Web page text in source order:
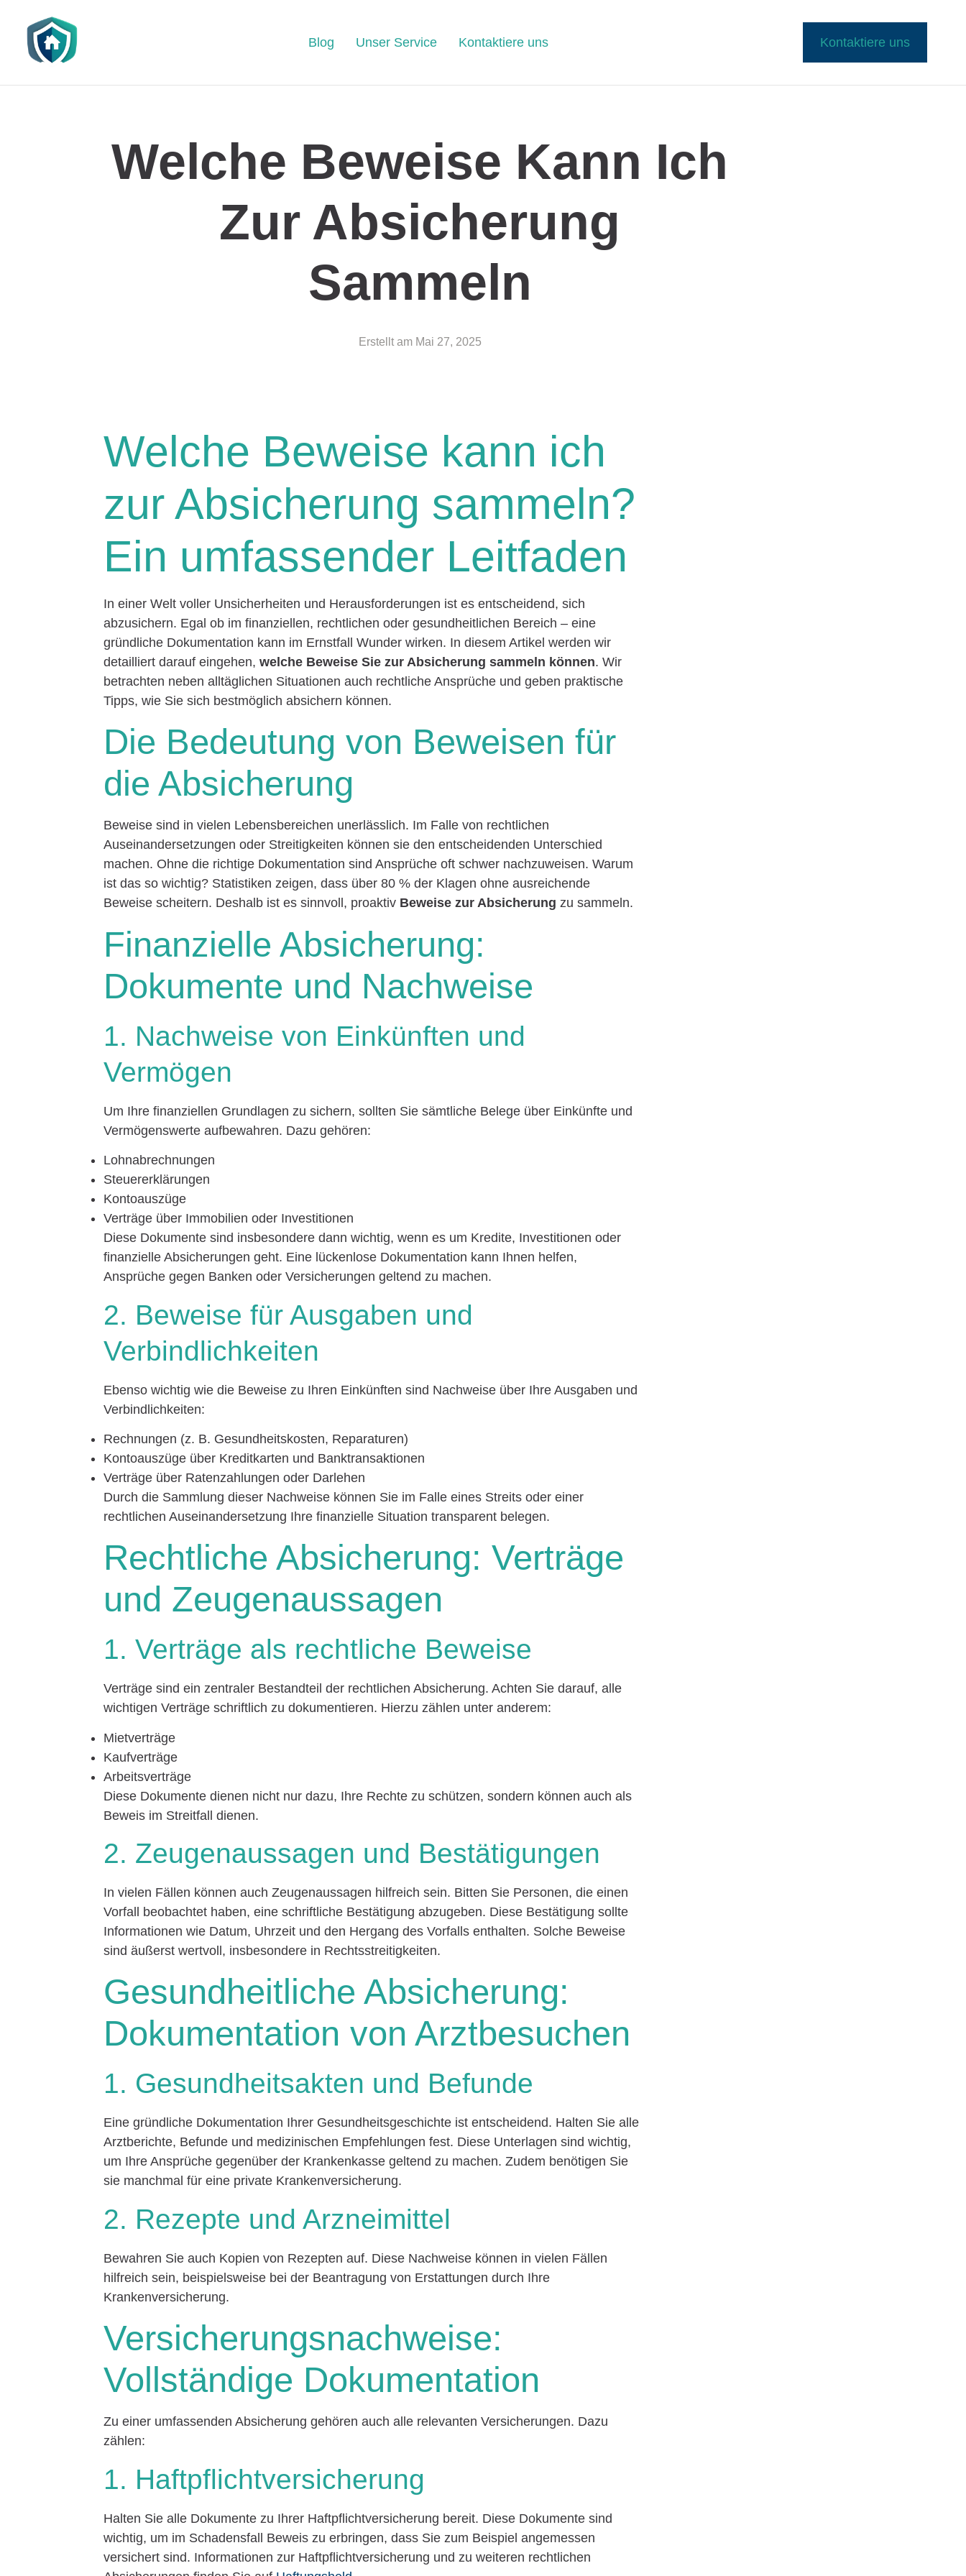
Blog Unser Service Kontaktiere uns Kontaktiere uns
Welche Beweise Kann Ich
Zur Absicherung
Sammeln
Erstellt am Mai 27, 2025
Welche Beweise kann ich
zur Absicherung sammeln?
Ein umfassender Leitfaden
In einer Welt voller Unsicherheiten und Herausforderungen ist es entscheidend, sich
abzusichern. Egal ob im finanziellen, rechtlichen oder gesundheitlichen Bereich – eine
gründliche Dokumentation kann im Ernstfall Wunder wirken. In diesem Artikel werden wir
detailliert darauf eingehen,welche Beweise Sie zur Absicherung sammeln können. Wir
betrachten neben alltäglichen Situationen auch rechtliche Ansprüche und geben praktische
Tipps, wie Sie sich bestmöglich absichern können.
Die Bedeutung von Beweisen für
die Absicherung
Beweise sind in vielen Lebensbereichen unerlässlich. Im Falle von rechtlichen
Auseinandersetzungen oder Streitigkeiten können sie den entscheidenden Unterschied
machen. Ohne die richtige Dokumentation sind Ansprüche oft schwer nachzuweisen. Warum
ist das so wichtig? Statistiken zeigen, dass über 80 % der Klagen ohne ausreichende
Beweise scheitern. Deshalb ist es sinnvoll, proaktiv Beweise zur Absicherung zu sammeln.
Finanzielle Absicherung:
Dokumente und Nachweise
1. Nachweise von Einkünften und
Vermögen
Um Ihre finanziellen Grundlagen zu sichern, sollten Sie sämtliche Belege über Einkünfte und
Vermögenswerte aufbewahren. Dazu gehören:
Lohnabrechnungen
Steuererklärungen
Kontoauszüge
Verträge über Immobilien oder Investitionen
Diese Dokumente sind insbesondere dann wichtig, wenn es um Kredite, Investitionen oder
finanzielle Absicherungen geht. Eine lückenlose Dokumentation kann Ihnen helfen,
Ansprüche gegen Banken oder Versicherungen geltend zu machen.
2. Beweise für Ausgaben und
Verbindlichkeiten
Ebenso wichtig wie die Beweise zu Ihren Einkünften sind Nachweise über Ihre Ausgaben und
Verbindlichkeiten:
Rechnungen (z. B. Gesundheitskosten, Reparaturen)
Kontoauszüge über Kreditkarten und Banktransaktionen
Verträge über Ratenzahlungen oder Darlehen
Durch die Sammlung dieser Nachweise können Sie im Falle eines Streits oder einer
rechtlichen Auseinandersetzung Ihre finanzielle Situation transparent belegen.
Rechtliche Absicherung: Verträge
und Zeugenaussagen
1. Verträge als rechtliche Beweise
Verträge sind ein zentraler Bestandteil der rechtlichen Absicherung. Achten Sie darauf, alle
wichtigen Verträge schriftlich zu dokumentieren. Hierzu zählen unter anderem:
Mietverträge
Kaufverträge
Arbeitsverträge
Diese Dokumente dienen nicht nur dazu, Ihre Rechte zu schützen, sondern können auch als
Beweis im Streitfall dienen.
2. Zeugenaussagen und Bestätigungen
In vielen Fällen können auch Zeugenaussagen hilfreich sein. Bitten Sie Personen, die einen
Vorfall beobachtet haben, eine schriftliche Bestätigung abzugeben. Diese Bestätigung sollte
Informationen wie Datum, Uhrzeit und den Hergang des Vorfalls enthalten. Solche Beweise
sind äußerst wertvoll, insbesondere in Rechtsstreitigkeiten.
Gesundheitliche Absicherung:
Dokumentation von Arztbesuchen
1. Gesundheitsakten und Befunde
Eine gründliche Dokumentation Ihrer Gesundheitsgeschichte ist entscheidend. Halten Sie alle
Arztberichte, Befunde und medizinischen Empfehlungen fest. Diese Unterlagen sind wichtig,
um Ihre Ansprüche gegenüber der Krankenkasse geltend zu machen. Zudem benötigen Sie
sie manchmal für eine private Krankenversicherung.
2. Rezepte und Arzneimittel
Bewahren Sie auch Kopien von Rezepten auf. Diese Nachweise können in vielen Fällen
hilfreich sein, beispielsweise bei der Beantragung von Erstattungen durch Ihre
Krankenversicherung.
Versicherungsnachweise:
Vollständige Dokumentation
Zu einer umfassenden Absicherung gehören auch alle relevanten Versicherungen. Dazu
zählen:
1. Haftpflichtversicherung
Halten Sie alle Dokumente zu Ihrer Haftpflichtversicherung bereit. Diese Dokumente sind
wichtig, um im Schadensfall Beweis zu erbringen, dass Sie zum Beispiel angemessen
versichert sind. Informationen zur Haftpflichtversicherung und zu weiteren rechtlichen